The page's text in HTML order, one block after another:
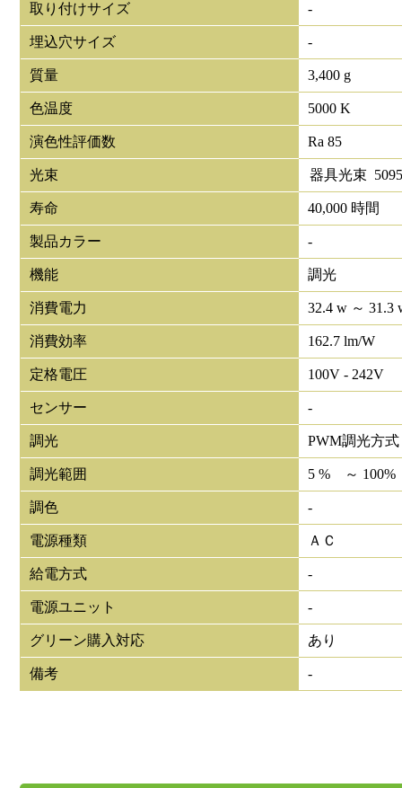
取り付けサイズ -
埋込穴サイズ -
質量 3,400 g
色温度 5000 K
演色性評価数 Ra 85
光束 器具光束
寿命 40,000 時間
製品カラー -
機能 調光
消費電力 32.4 w ～ 31.3
消費効率 162.7 lm/W
定格電圧 100V - 242V
センサー -
調光 PWM調光方式
調光範囲 5 % ～ 100%
調色 -
電源種類 ＡＣ
給電方式 -
電源ユニット -
グリーン購入対応 あり
備考 -